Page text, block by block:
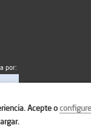
por:
Acepte oconfigure